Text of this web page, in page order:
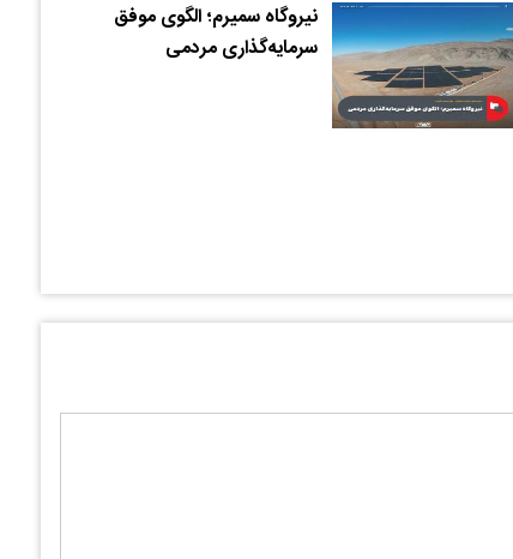
نیروگاه سمیرم؛ الگوی موفق
سرمایه‌گذاری مردمی